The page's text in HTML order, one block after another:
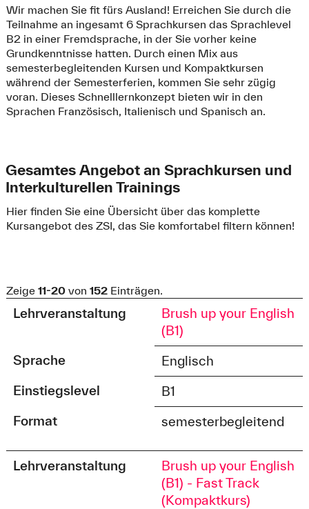
Wir machen Sie fit fürs Ausland! Erreichen Sie durch die
Teilnahme an ingesamt 6 Sprachkursen das Sprachlevel
B2 in einer Fremdsprache, in der Sie vorher keine
Grundkenntnisse hatten. Durch einen Mix aus
semesterbegleitenden Kursen und Kompaktkursen
während der Semesterferien, kommen Sie sehr zügig
voran. Dieses Schnelllernkonzept bieten wir in den
Sprachen Französisch, Italienisch und Spanisch an.
Gesamtes Angebot an Sprachkursen und
Interkulturellen Trainings
Hier finden Sie eine Übersicht über das komplette
Kursangebot des ZSI, das Sie komfortabel filtern können!
Zeige 11-20von 152Einträgen.
Lehrveranstaltung
Brush up your English
(B1)
Sprache
Englisch
Einstiegslevel
B1
Format
semesterbegleitend
Lehrveranstaltung
Brush up your English
(B1) - Fast Track
(Kompaktkurs)